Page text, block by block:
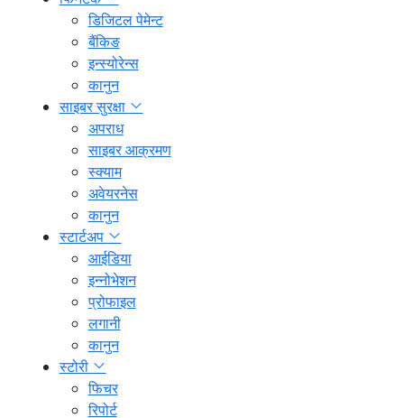
डिजिटल पेमेन्ट
बैंकिङ
इन्स्योरेन्स
कानुन
साइबर सुरक्षा
अपराध
साइबर आक्रमण
स्क्याम
अवेयरनेस
कानुन
स्टार्टअप
आईडिया
इन्नोभेशन
प्रोफाइल
लगानी
कानुन
स्टोरी
फिचर
रिपोर्ट